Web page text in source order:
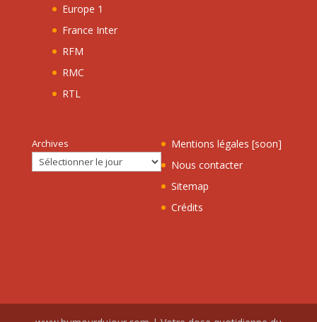
Europe 1
France Inter
RFM
RMC
RTL
Archives
Mentions légales [soon]
Nous contacter
Sitemap
Crédits